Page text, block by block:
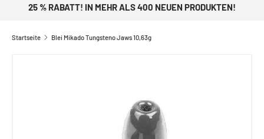
25 % RABATT! IN MEHR ALS 400 NEUEN PRODUKTEN!
Startseite Blei Mikado Tungsteno Jaws 10,63g